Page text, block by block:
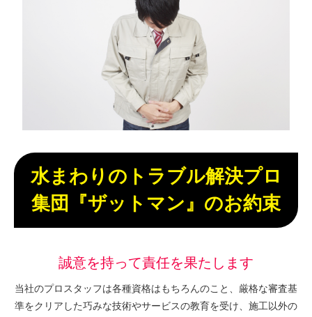
水まわりのトラブル解決プロ
集団『ザットマン』のお約束
誠意を持って責任を果たします
当社のプロスタッフは各種資格はもちろんのこと、厳格な審査基
準をクリアした巧みな技術やサービスの教育を受け、施工以外の